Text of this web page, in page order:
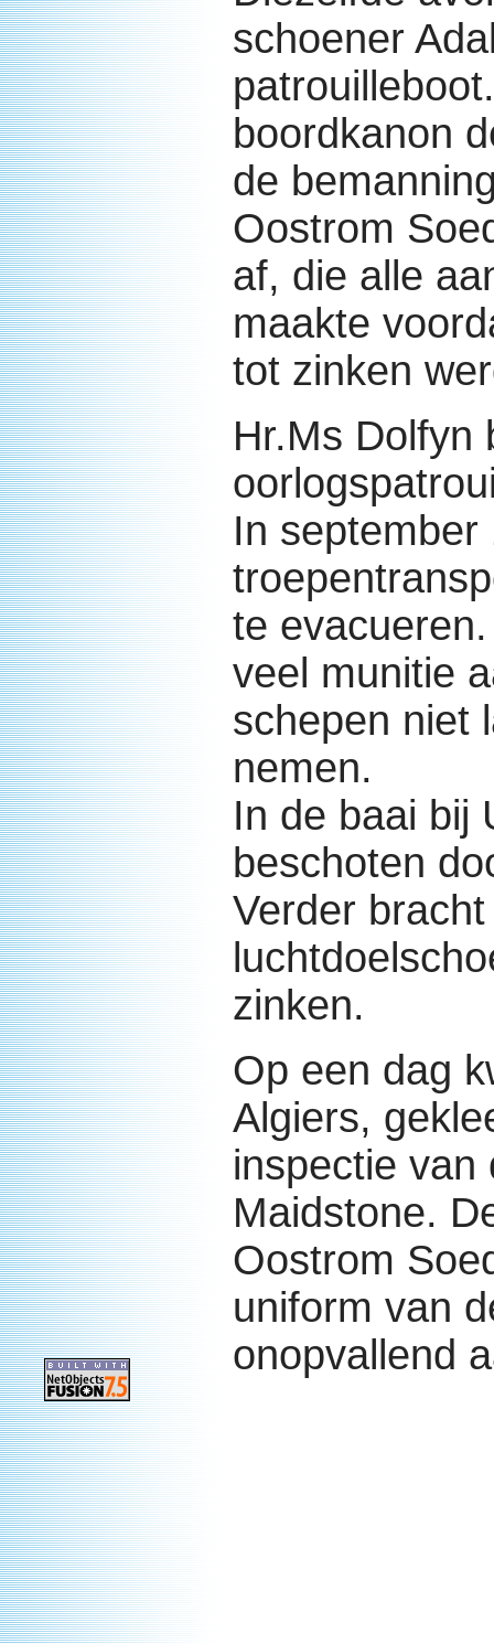
schoener
boordkanon
de
Oostrom
af, die alle
maakte
tot zinken
Hr.Ms Dolfyn
In september
te
veel munitie
schepen niet
nemen.
In de baai bij
beschoten
Verder
zinken.
Op een dag
Algiers,
inspectie van
Maidstone.
Oostrom
uniform van
onopvallend